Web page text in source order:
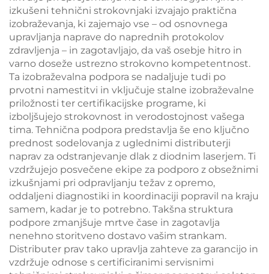
izkušeni tehnični strokovnjaki izvajajo praktična
izobraževanja, ki zajemajo vse – od osnovnega
upravljanja naprave do naprednih protokolov
zdravljenja – in zagotavljajo, da vaš osebje hitro in
varno doseže ustrezno strokovno kompetentnost.
Ta izobraževalna podpora se nadaljuje tudi po
prvotni namestitvi in vključuje stalne izobraževalne
priložnosti ter certifikacijske programe, ki
izboljšujejo strokovnost in verodostojnost vašega
tima. Tehnična podpora predstavlja še eno ključno
prednost sodelovanja z uglednimi distributerji
naprav za odstranjevanje dlak z diodnim laserjem. Ti
vzdržujejo posvečene ekipe za podporo z obsežnimi
izkušnjami pri odpravljanju težav z opremo,
oddaljeni diagnostiki in koordinaciji popravil na kraju
samem, kadar je to potrebno. Takšna struktura
podpore zmanjšuje mrtve čase in zagotavlja
nenehno storitveno dostavo vašim strankam.
Distributer prav tako upravlja zahteve za garancijo in
vzdržuje odnose s certificiranimi servisnimi